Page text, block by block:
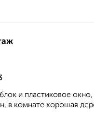
и пластиковое
в комнате хорошая